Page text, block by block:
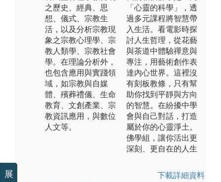
之歷史、經典、思
想、儀式、宗教生
活，以及分析宗教現
象之宗教心理學、宗
教人類學、宗教社會
學。在理論分析外，
也包含應用與實踐領
域，如宗教與自媒
體、殯葬禮儀、生命
教育、文創產業、宗
教資訊應用，與數位
人文等。
「心靈的科學」，透
過多元課程將智慧帶
入生活。看電影時探
討人生哲理，從花藝
與茶道中體驗禪意與
專注，用藝術創作表
達內心世界。這裡沒
有刻板教條，只有幫
助你找到平靜與方向
的智慧。在紛擾中學
會與自己對話，打造
屬於你的心靈淨土。
佛學組，讓你活出更
深刻、更自在的人生
下載詳細資料
展